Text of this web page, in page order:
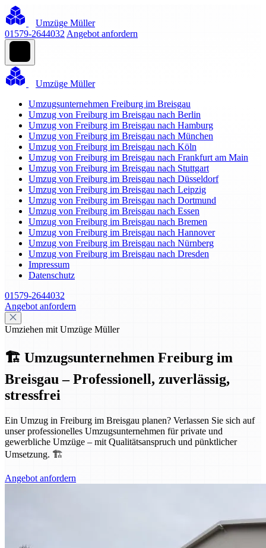
Umzüge Müller
01579-2644032 Angebot anfordern
Umzüge Müller
Umzugsunternehmen Freiburg im Breisgau
Umzug von Freiburg im Breisgau nach Berlin
Umzug von Freiburg im Breisgau nach Hamburg
Umzug von Freiburg im Breisgau nach München
Umzug von Freiburg im Breisgau nach Köln
Umzug von Freiburg im Breisgau nach Frankfurt am Main
Umzug von Freiburg im Breisgau nach Stuttgart
Umzug von Freiburg im Breisgau nach Düsseldorf
Umzug von Freiburg im Breisgau nach Leipzig
Umzug von Freiburg im Breisgau nach Dortmund
Umzug von Freiburg im Breisgau nach Essen
Umzug von Freiburg im Breisgau nach Bremen
Umzug von Freiburg im Breisgau nach Hannover
Umzug von Freiburg im Breisgau nach Nürnberg
Umzug von Freiburg im Breisgau nach Dresden
Impressum
Datenschutz
01579-2644032
Angebot anfordern
Umziehen mit Umzüge Müller
🏗️ Umzugsunternehmen Freiburg im
Breisgau – Professionell, zuverlässig,
stressfrei
Ein Umzug in Freiburg im Breisgau planen? Verlassen Sie sich auf
unser professionelles Umzugsunternehmen für private und
gewerbliche Umzüge – mit Qualitätsanspruch und pünktlicher
Umsetzung. 🏗️
Angebot anfordern